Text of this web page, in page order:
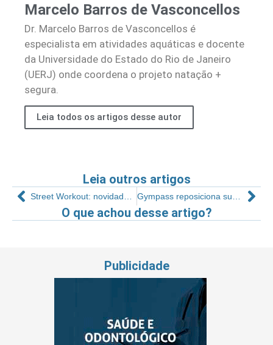
Marcelo Barros de Vasconcellos
Dr. Marcelo Barros de Vasconcellos é
especialista em atividades aquáticas e docente
da Universidade do Estado do Rio de Janeiro
(UERJ) onde coordena o projeto natação +
segura.
Leia todos os artigos desse autor
Leia outros artigos
O que achou desse artigo?
Publicidade